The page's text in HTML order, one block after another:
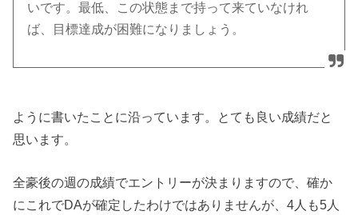
いです。最低、この状態まで持って来ていなけれ
ば、目標達成が困難になりましょう。
ように書いたことに沿っています。とても良い成績だと
思います。
全豪後の週の成績でエントリーが決まりますので、確か
にこれでDAが確定したわけではありませんが、4人も5人